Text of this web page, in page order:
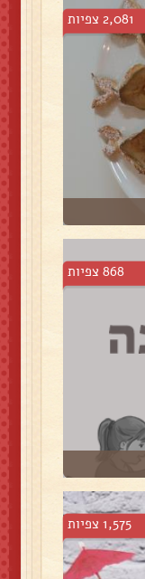
2,081 צפיות
868 צפיות
1,575 צפיות